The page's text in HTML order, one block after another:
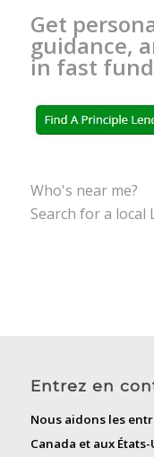
Get
guidance,
in fast
Who's near me?
Search for a
Entrez en
Nous aidons les
Canada et aux États-